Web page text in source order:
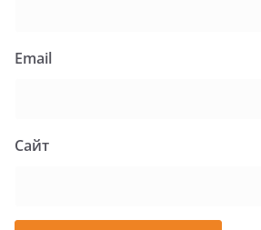
Email
Сайт